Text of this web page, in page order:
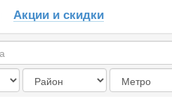
Акции и скидки